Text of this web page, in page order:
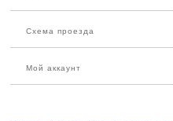
Схема проезда
Мой аккаунт